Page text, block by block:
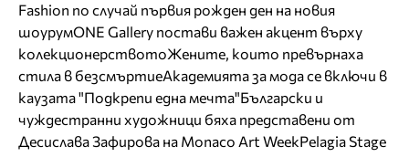
Fashion по случай първия рожден ден на новия
шоурумONE Gallery постави важен акцент върху
колекционерствотоЖените, които превърнаха
стила в безсмъртиеАкадемията за мода се включи в
каузата "Подкрепи една мечта"Български и
чуждестранни художници бяха представени от
Десислава Зафирова на Monaco Art WeekPelagia Stage